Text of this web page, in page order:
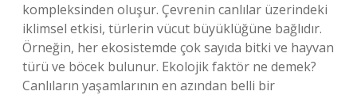
kompleksinden oluşur. Çevrenin canlılar üzerindeki
iklimsel etkisi, türlerin vücut büyüklüğüne bağlıdır.
Örneğin, her ekosistemde çok sayıda bitki ve hayvan
türü ve böcek bulunur. Ekolojik faktör ne demek?
Canlıların yaşamlarının en azından belli bir